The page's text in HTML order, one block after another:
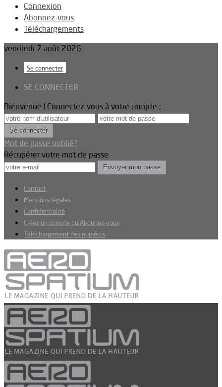
Connexion
Abonnez-vous
Téléchargements
vendredi 7 août 2026
Se connecter
SE CONNECTER
Bienvenue ! Connectez-vous à votre compte :
Mot de passe oublié?
Récupérer votre mot de passe
Contact
Mentions légales
Confidentialité
Créez un compte ou Abonnez-vous
Téléchargement des numéros